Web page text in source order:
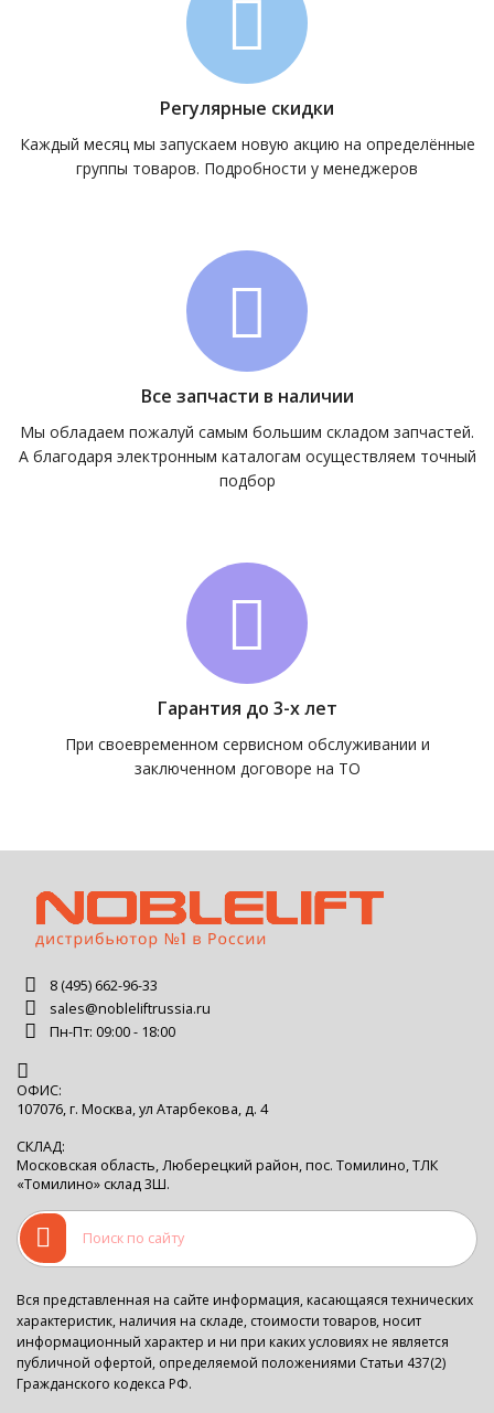
Регулярные скидки
Каждый месяц мы запускаем новую акцию на определённые
группы товаров. Подробности у менеджеров
Все запчасти в наличии
Мы обладаем пожалуй самым большим складом запчастей.
А благодаря электронным каталогам осуществляем точный
подбор
Гарантия до 3-х лет
При своевременном сервисном обслуживании и
заключенном договоре на ТО
8 (495) 662-96-33
sales@nobleliftrussia.ru
Пн-Пт: 09:00 - 18:00
ОФИС:
107076, г. Москва, ул Атарбекова, д. 4
СКЛАД:
Московская область, Люберецкий район, пос. Томилино, ТЛК
«Томилино» склад 3Ш.
Вся представленная на сайте информация, касающаяся технических
характеристик, наличия на складе, стоимости товаров, носит
информационный характер и ни при каких условиях не является
публичной офертой, определяемой положениями Статьи 437(2)
Гражданского кодекса РФ.